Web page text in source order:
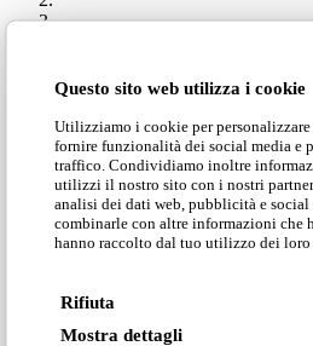
Questo sito web utilizza i cookie
Utilizziamo i cookie per
fornire funzionalità dei social media e
traffico. Condividiamo inoltre
utilizzi il nostro sito con i nostri
analisi dei dati web, pubblicità e
combinarle con altre informazioni che
hanno raccolto dal tuo utilizzo dei loro
Rifiuta
Mostra dettagli
Groove
Tracks
DOMINGO»
COLLEZIONI»